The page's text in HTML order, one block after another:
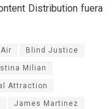
Distribution fuera
Blind Justice
Milian
Attraction
James Martinez